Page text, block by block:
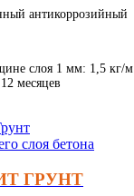
антикоррозийный
слоя 1 мм: 1,5 кг/м
месяцев
слоя бетона
ГРУНТ